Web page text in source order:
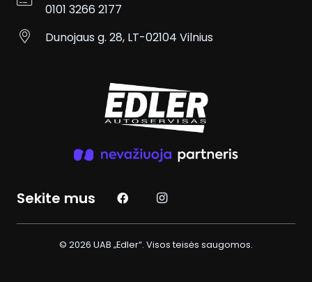
0101 3266 2177
Dunojaus g. 28, LT-02104 Vilnius
Sekite mus
© 2026 UAB „Edler“. Visos teisės saugomos.